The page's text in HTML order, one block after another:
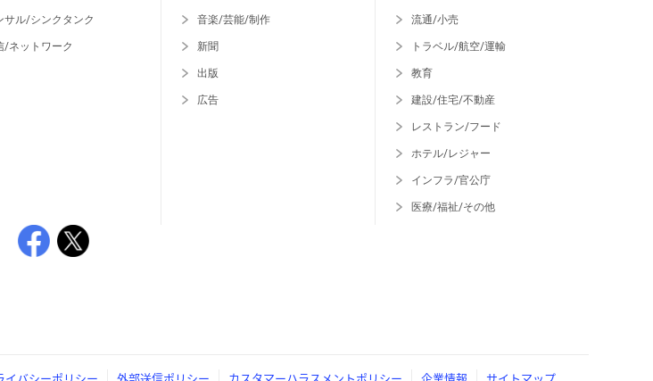
サル/シンクタンク
/ネットワーク
音楽/芸能/制作
新聞
出版
広告
流通/小売
トラベル/航空/運輸
教育
建設/住宅/不動産
レストラン/フード
ホテル/レジャー
インフラ/官公庁
医療/福祉/その他